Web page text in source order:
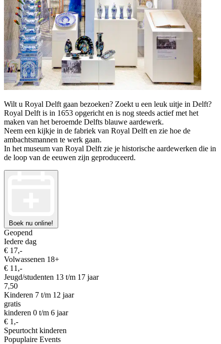
Wilt u Royal Delft gaan bezoeken? Zoekt u een leuk uitje in Delft?
Royal Delft is in 1653 opgericht en is nog steeds actief met het
maken van het beroemde Delfts blauwe aardewerk.
Neem een kijkje in de fabriek van Royal Delft en zie hoe de
ambachtsmannen te werk gaan.
In het museum van Royal Delft zie je historische aardewerken die in
de loop van de eeuwen zijn geproduceerd.
Boek nu online!
Geopend
Iedere dag
€ 17,-
Volwassenen 18+
€ 11,-
Jeugd/studenten 13 t/m 17 jaar
7,50
Kinderen 7 t/m 12 jaar
gratis
kinderen 0 t/m 6 jaar
€ 1,-
Speurtocht kinderen
Popuplaire Events